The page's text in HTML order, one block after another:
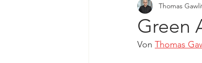
Green
Thomas
Von Thomas